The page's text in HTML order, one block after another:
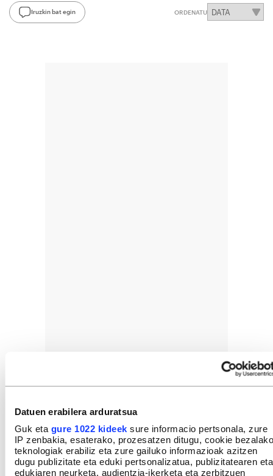
Datuen erabilera arduratsua
Guk eta gure 1022 kideek sure informacio pertsonala, zure
IP zenbakia, esaterako, prozesatzen ditugu, cookie bezalako
teknologiak erabiliz eta zure gailuko informazioak azitzen
dugu publizitate eta eduki pertsonalizatua, publizitatearen eta
edukiaren neurketa, audientzia-ikerketa eta zerbitzuen
Iruzkin bat egin ORDENATU
GEHIEN IRAKURRIAK